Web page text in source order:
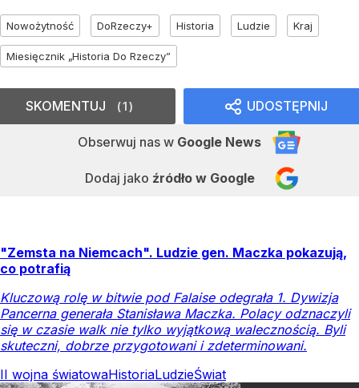
Nowożytność DoRzeczy+ Historia Ludzie Kraj
Miesięcznik „Historia Do Rzeczy”
UDOSTĘPNIJ
Obserwuj nas w Google News
Dodaj jako źródło w Google
SKOMENTUJ 1
"Zemsta na Niemcach". Ludzie gen. Maczka pokazują,
co potrafią
Kluczową rolę w bitwie pod Falaise odegrała 1. Dywizja
Pancerna generała Stanisława Maczka. Polacy odznaczyli
się w czasie walk nie tylko wyjątkową walecznością. Byli
skuteczni, dobrze przygotowani i zdeterminowani.
II wojna światowaHistoriaLudzieŚwiat